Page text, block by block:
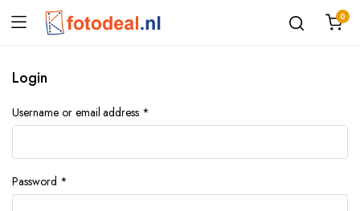
0
Login
Username or email address *
Password *